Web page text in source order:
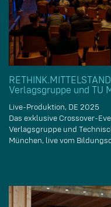
Verlagsgruppe und TU
Live-Produktion, DE 2025
Das exklusive Crossover-
Verlagsgruppe und
München, live vom